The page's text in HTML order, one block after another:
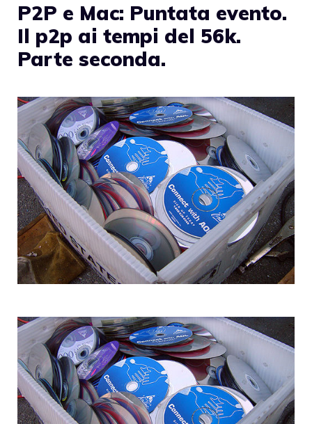
P2P e Mac: Puntata evento.
Il p2p ai tempi del 56k.
Parte seconda.